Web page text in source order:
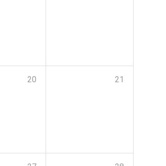
20 21